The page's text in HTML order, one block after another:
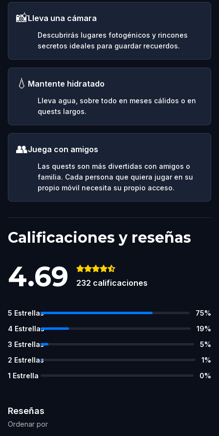
📸Lleva una cámara
Descubrirás lugares fotogénicos y rincones
secretos ideales para guardar recuerdos.
💧 Mantente hidratado
Lleva agua, sobre todo en meses cálidos o en
quests largos.
👥Juega con amigos
Las quests son más divertidas con amigos o
familia. Cada persona que quiera jugar en su
propio móvil necesita su propio acceso.
Calificaciones y reseñas
4.69 232 calificaciones
5 Estrellas 75%
4 Estrellas 19%
3 Estrellas 5%
2 Estrellas 1%
1 Estrella 0%
Reseñas
Ordenar por